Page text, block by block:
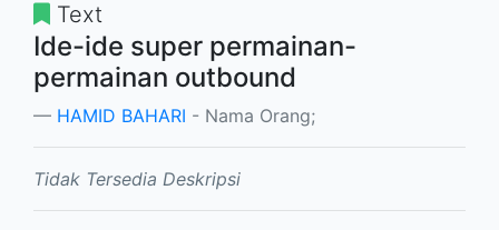
Text
Ide-ide super permainan-
permainan outbound
HAMID BAHARI - Nama Orang;
Tidak Tersedia Deskripsi